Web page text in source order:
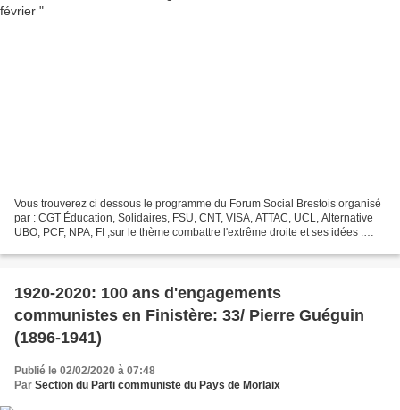
Vous trouverez ci dessous le programme du Forum Social Brestois organisé
par : CGT Éducation, Solidaires, FSU, CNT, VISA, ATTAC, UCL, Alternative
UBO, PCF, NPA, FI ,sur le thème combattre l'extrême droite et ses idées .
1920-2020: 100 ans d'engagements
communistes en Finistère: 33/ Pierre Guéguin
(1896-1941)
Publié le 02/02/2020 à 07:48
Par Section du Parti communiste du Pays de Morlaix